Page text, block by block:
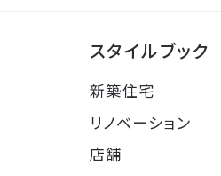
スタイルブック
新築住宅
リノベーション
店舗